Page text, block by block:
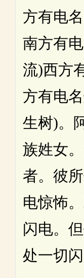
方有电
南方有
流)西方
方有电
生树)。
族姓女
者。彼
电惊怖
闪电。
处一切